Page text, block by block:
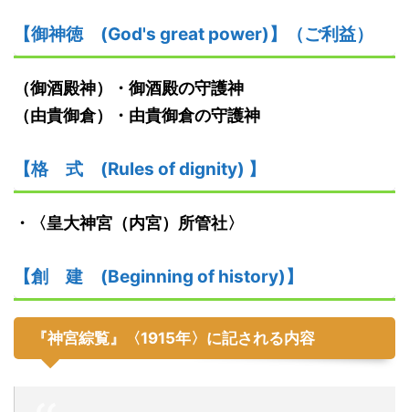
【御神徳 (God's great power)】 （ご利益）
（御酒殿神）・御酒殿の守護神
（由貴御倉）・由貴御倉の守護神
【格 式 (Rules of dignity) 】
・ 〈皇大神宮（内宮）所管社〉
【創 建 (Beginning of history)】
『神宮綜覧』 〈1915年〉に記される内容